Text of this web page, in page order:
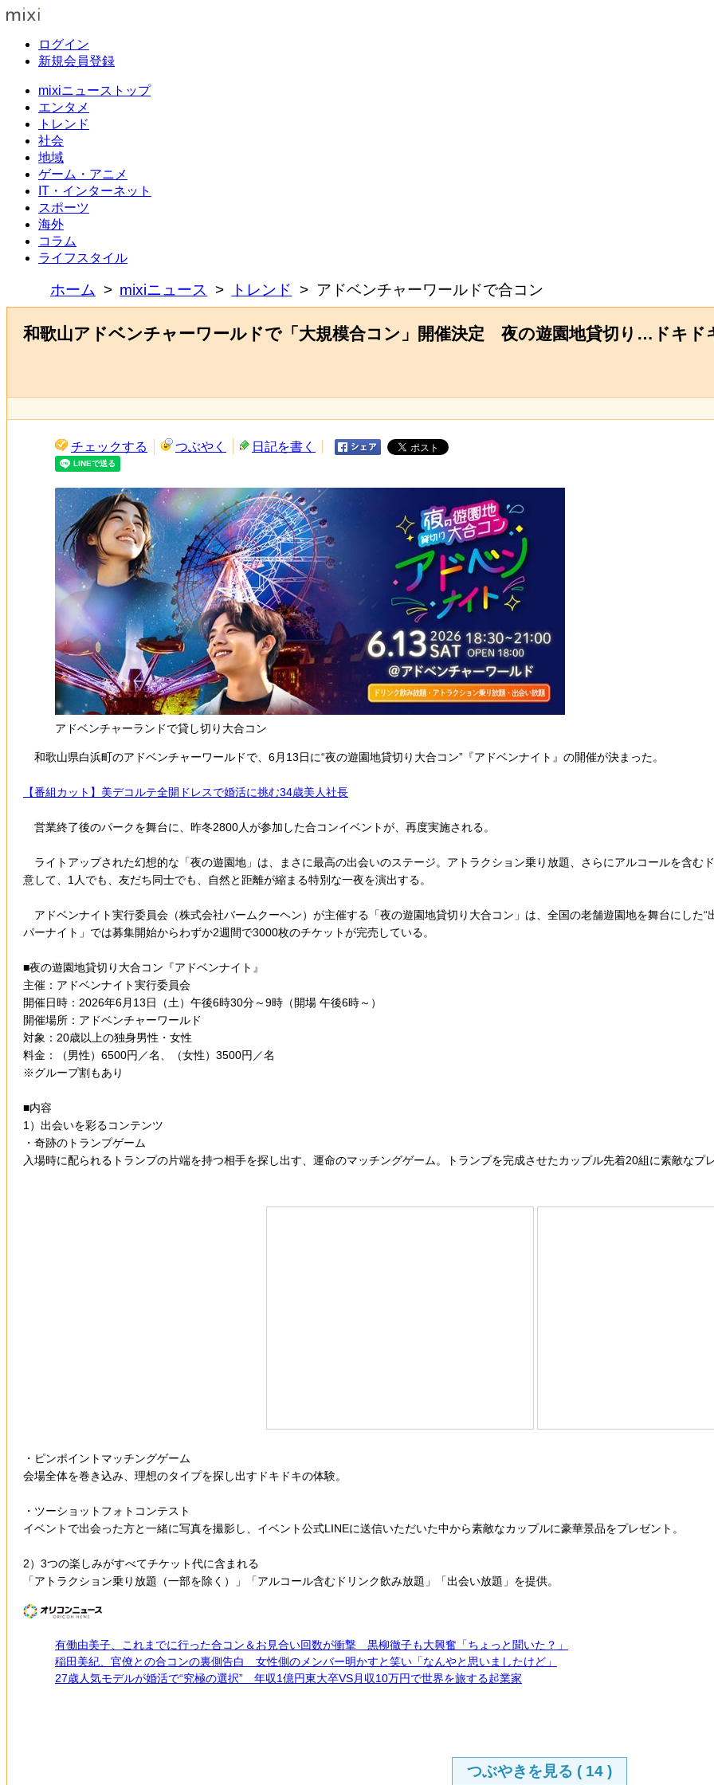
ログイン
新規会員登録
mixiニューストップ
エンタメ
トレンド
社会
地域
ゲーム・アニメ
IT・インターネット
スポーツ
海外
コラム
ライフスタイル
ホーム mixiニュース トレンド アドベンチャーワールドで合コン
和歌山アドベンチャーワールドで「大規模合コン」開催決定 夜の遊園地貸切り…ドキド
チェックする つぶやく 日記を書く
アドベンチャーランドで貸し切り大合コン
和歌山県白浜町のアドベンチャーワールドで、6月13日に“夜の遊園地貸切り大合コン”『アドベンナイト』の開催が決まった。
【番組カット】美デコルテ全開ドレスで婚活に挑む34歳美人社長
営業終了後のパークを舞台に、昨冬2800人が参加した合コンイベントが、再度実施される。
ライトアップされた幻想的な「夜の遊園地」は、まさに最高の出会いのステージ。アトラクション乗り放題、さらにアルコールを含む
意して、1人でも、友だち同士でも、自然と距離が縮まる特別な一夜を演出する。
アドベンナイト実行委員会（株式会社バームクーヘン）が主催する「夜の遊園地貸切り大合コン」は、全国の老舗遊園地を舞台にした
パーナイト」では募集開始からわずか2週間で3000枚のチケットが完売している。
■夜の遊園地貸切り大合コン『アドベンナイト』
主催：アドベンナイト実行委員会
開催日時：2026年6月13日（土）午後6時30分～9時（開場 午後6時～）
開催場所：アドベンチャーワールド
対象：20歳以上の独身男性・女性
料金：（男性）6500円／名、（女性）3500円／名
※グループ割もあり
■内容
1）出会いを彩るコンテンツ
・奇跡のトランプゲーム
入場時に配られるトランプの片端を持つ相手を探し出す、運命のマッチングゲーム。トランプを完成させたカップル先着20組に素敵なプレ
・ピンポイントマッチングゲーム
会場全体を巻き込み、理想のタイプを探し出すドキドキの体験。
・ツーショットフォトコンテスト
イベントで出会った方と一緒に写真を撮影し、イベント公式LINEに送信いただいた中から素敵なカップルに豪華景品をプレゼント。
2）3つの楽しみがすべてチケット代に含まれる
「アトラクション乗り放題（一部を除く）」「アルコール含むドリンク飲み放題」「出会い放題」を提供。
有働由美子、これまでに行った合コン＆お見合い回数が衝撃 黒柳徹子も大興奮「ちょっと聞いた？」
稲田美紀、官僚との合コンの裏側告白 女性側のメンバー明かすと笑い「なんやと思いましたけど」
27歳人気モデルが婚活で“究極の選択” 年収1億円東大卒VS月収10万円で世界を旅する起業家
つぶやきを見る ( 14 )